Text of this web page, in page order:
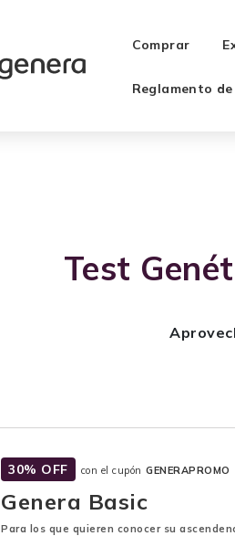
Comprar
Reglamento
Test
30% OFF con el cupón GENERAPROMO
Genera Basic
Para los que quieren conocer su